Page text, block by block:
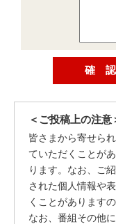
＜ご投稿上の注意
皆さまから寄せら
ていただくことが
ります。なお、ご
された個人情報や
くことがあります
なお、番組その他